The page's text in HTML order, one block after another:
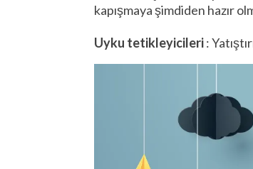
kapışmaya şimdiden hazır
Uyku tetikleyicileri: